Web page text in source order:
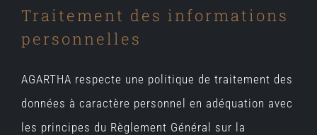
Traitement des informations
personnelles
AGARTHA respecte une politique de traitement des
données à caractère personnel en adéquation avec
les principes du Règlement Général sur la